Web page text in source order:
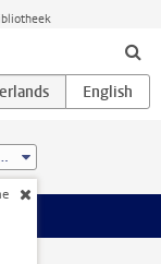
(research) (MA)